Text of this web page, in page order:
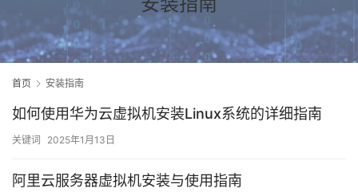
首页 安装指南
如何使用华为云虚拟机安装Linux系统的详细指南
关键词 2025年1月13日
阿里云服务器虚拟机安装与使用指南